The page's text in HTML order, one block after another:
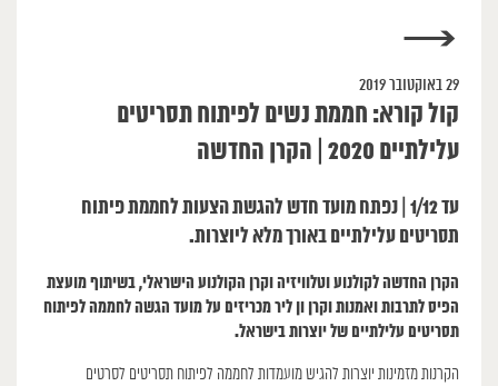
→
29 באוקטובר 2019
קול קורא: חממת נשים לפיתוח תסריטים
עלילתיים 2020 | הקרן החדשה
עד 1/12 | נפתח מועד חדש להגשת הצעות לחממת פיתוח
תסריטים עלילתיים באורך מלא ליוצרות.
הקרן החדשה לקולנוע וטלוויזיה וקרן הקולנוע הישראלי, בשיתוף מועצת
הפיס לתרבות ואמנות וקרן ון ליר מכריזים על מועד הגשה לחממה לפיתוח
תסריטים עלילתיים של יוצרות בישראל.
הקרנות מזמינות יוצרות להגיש מועמדות לחממה לפיתוח תסריטים לסרטים